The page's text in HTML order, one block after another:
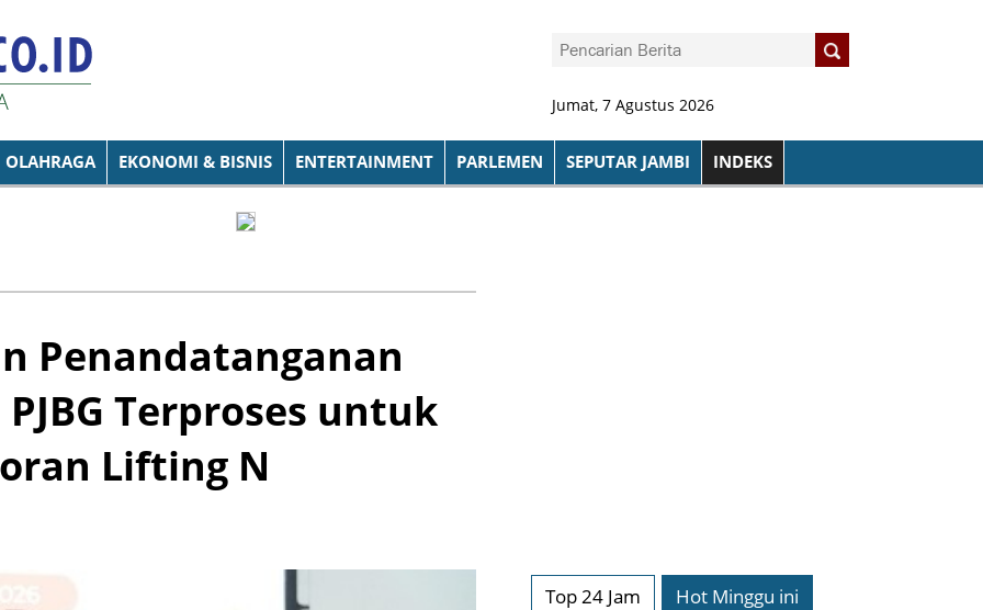
Jumat, 7 Agustus 2026
OLAHRAGA EKONOMI & BISNIS ENTERTAINMENT PARLEMEN SEPUTAR JAMBI INDEKS
Penandatanganan
Terproses untuk
Lifting N
Top 24 Jam Hot Minggu ini